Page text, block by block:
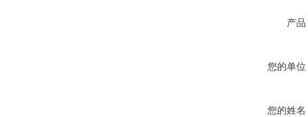
产品
您的单位
您的姓名